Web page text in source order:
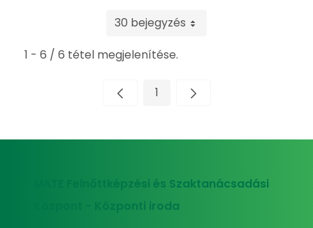
30 bejegyzés
1 - 6 / 6 tétel megjelenítése.
Oldal
1
MATE Felnőttképzési és Szaktanácsadási
Központ - Központi iroda